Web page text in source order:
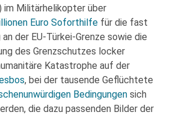
im Militärhelikopter über
Euro Soforthilfe für die fast
der EU-Türkei-Grenze sowie die
des Grenzschutzes locker
Katastrophe auf der
, bei der tausende Geflüchtete
Bedingungen sich
die dazu passenden Bilder der